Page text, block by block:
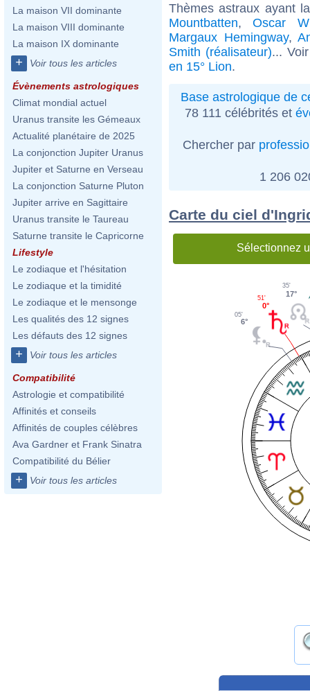
La maison VII dominante
La maison VIII dominante
La maison IX dominante
+ Voir tous les articles
Évènements astrologiques
Climat mondial actuel
Uranus transite les Gémeaux
Actualité planétaire de 2025
La conjonction Jupiter Uranus
Jupiter et Saturne en Verseau
La conjonction Saturne Pluton
Jupiter arrive en Sagittaire
Uranus transite le Taureau
Saturne transite le Capricorne
Lifestyle
Le zodiaque et l'hésitation
Le zodiaque et la timidité
Le zodiaque et le mensonge
Les qualités des 12 signes
Les défauts des 12 signes
+ Voir tous les articles
Compatibilité
Astrologie et compatibilité
Affinités et conseils
Affinités de couples célèbres
Ava Gardner et Frank Sinatra
Compatibilité du Bélier
+ Voir tous les articles
Thèmes astraux ayant
Mountbatten,Oscar
Margaux Hemingway,
Smith (réalisateur)...
en 15° Lion.
Base astrologique de
78 111 célébrités et
Chercher par
1 206
Carte du ciel
Sélectionnez
17°
35'
0°
51'
6°
05'